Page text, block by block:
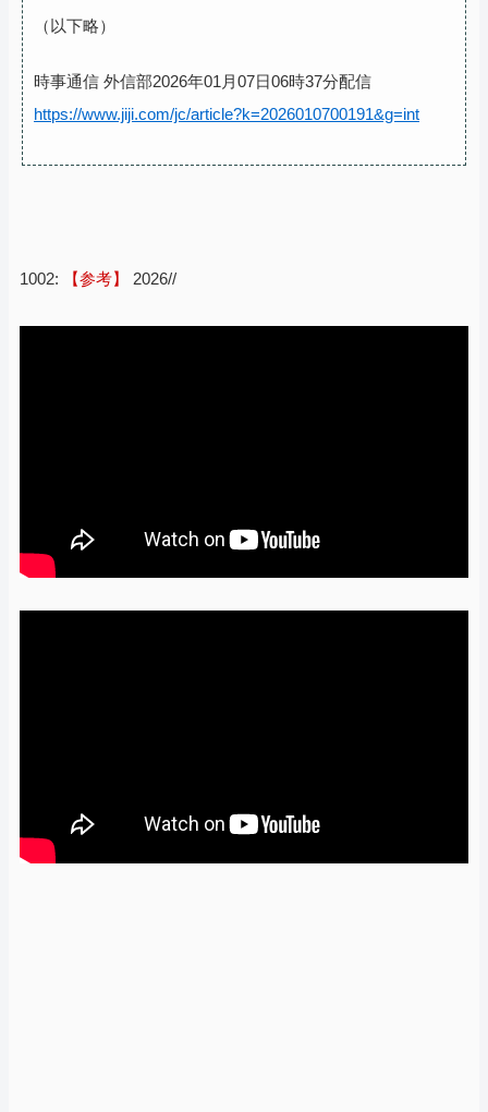
（以下略）
時事通信 外信部2026年01月07日06時37分配信
https://www.jiji.com/jc/article?k=2026010700191&g=int
1002: 【参考】 2026//